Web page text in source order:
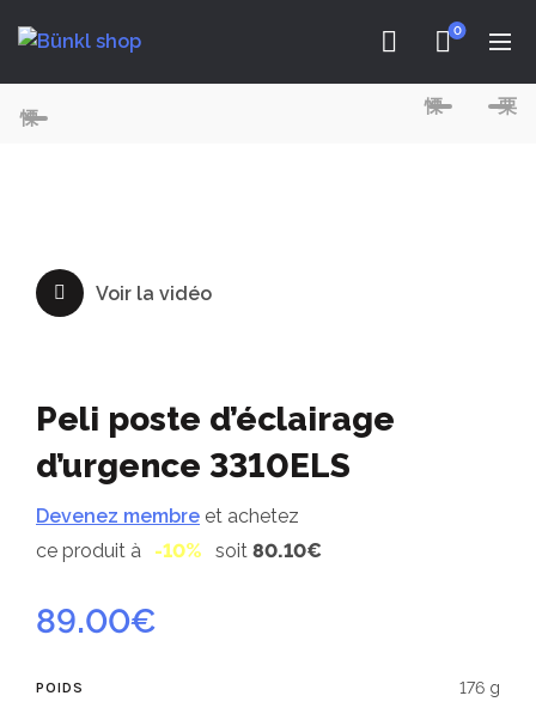
0
Voir la vidéo
Peli poste d’éclairage
d’urgence 3310ELS
Devenez membre et achetez
ce produit à
-10% soit 80.10€
89.00€
POIDS 176 g